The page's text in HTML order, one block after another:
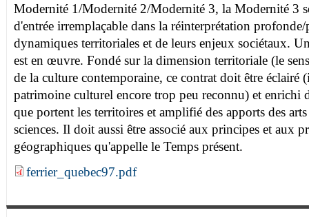
Modernité 1/Modernité 2/Modernité 3, la Modernité 3
d'entrée irremplaçable dans la réinterprétation
dynamiques territoriales et de leurs enjeux sociétaux.
est en œuvre. Fondé sur la dimension territoriale (le
de la culture contemporaine, ce contrat doit être éclairé
patrimoine culturel encore trop peu reconnu) et enrichi
que portent les territoires et amplifié des apports des arts
sciences. Il doit aussi être associé aux principes et aux
géographiques qu'appelle le Temps présent.
ferrier_quebec97.pdf